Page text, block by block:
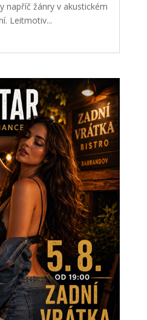
napříč žánry v akustickém
Leitmotiv...